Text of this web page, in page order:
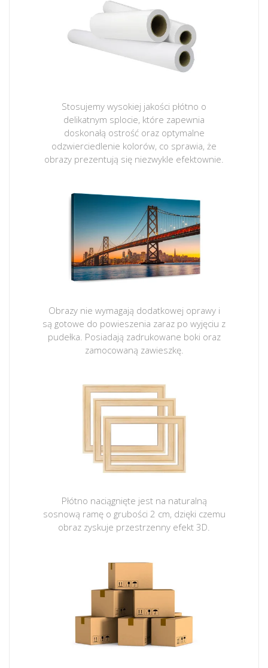
Stosujemy wysokiej jakości płótno o
delikatnym splocie, które zapewnia
doskonałą ostrość oraz optymalne
odzwierciedlenie kolorów, co sprawia, że
obrazy prezentują się niezwykle efektownie.
Obrazy nie wymagają dodatkowej oprawy i
są gotowe do powieszenia zaraz po wyjęciu z
pudełka. Posiadają zadrukowane boki oraz
zamocowaną zawieszkę.
Płótno naciągnięte jest na naturalną
sosnową ramę o grubości 2 cm, dzięki czemu
obraz zyskuje przestrzenny efekt 3D.